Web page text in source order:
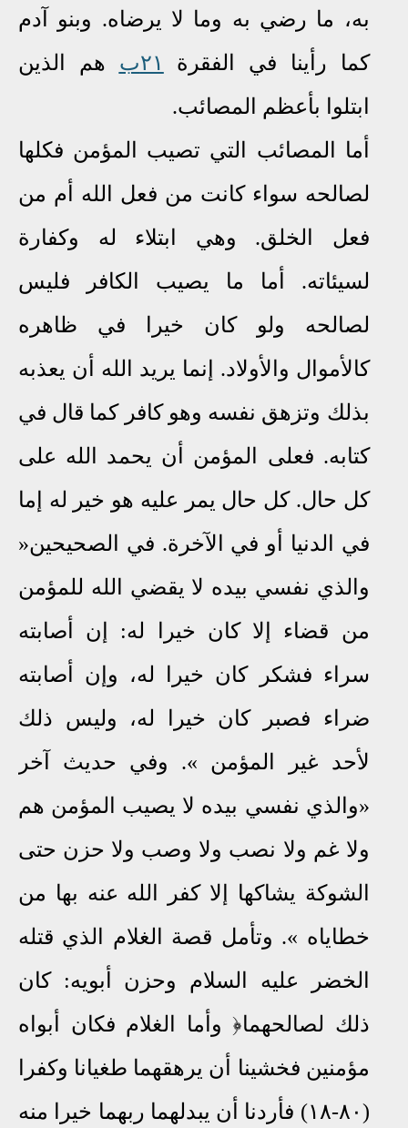
به، ما رضي به وما لا يرضاه. وبنو آدم
كما رأينا في الفقرة
٢١ب
هم الذين
ابتلوا بأعظم المصائب.
أما المصائب التي تصيب المؤمن فكلها
لصالحه سواء كانت من فعل الله أم من
فعل الخلق.
وهي ابتلاء له وكفارة
لسيئاته. أما ما يصيب الكافر فليس
لصالحه ولو كان خيرا في ظاهره
كالأموال والأولاد.
إنما يريد الله أن يعذبه
بذلك وتزهق نفسه وهو كافر كما قال في
كتابه. فعلى المؤمن أن يحمد الله على
كل حال. كل حال يمر عليه هو خير له إما
في الدنيا أو في الآخرة. في الصحيحين«
والذي نفسي بيده لا يقضي الله للمؤمن
من قضاء إلا كان خيرا له: إن أصابته
سراء فشكر كان خيرا له، وإن أصابته
ضراء فصبر كان خيرا له، وليس ذلك
لأحد غير المؤمن ».
وفي حديث آخر
«والذي نفسي بيده لا يصيب المؤمن هم
ولا غم ولا نصب ولا وصب ولا حزن حتى
الشوكة يشاكها إلا كفر الله عنه بها من
خطاياه ». وتأمل قصة الغلام الذي قتله
الخضر عليه السلام وحزن أ بويه: كان
ذلك لصالحهما﴿ وأما الغلام فكان أبواه
مؤمنين فخشينا أن يرهقهما طغيانا وكفرا
(٨٠-١٨) فأردنا أن يبدلهما ربهما خيرا منه